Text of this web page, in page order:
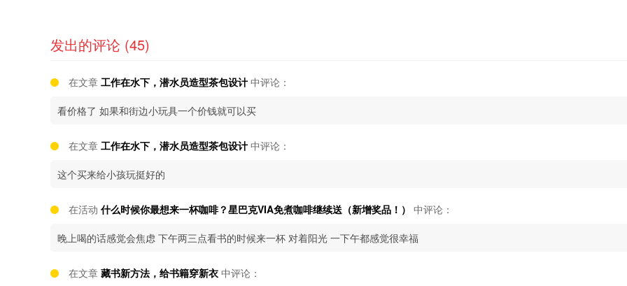
发出的评论 (45)
在文章 工作在水下，潜水员造型茶包设计 中评论：
看价格了 如果和街边小玩具一个价钱就可以买
在文章 工作在水下，潜水员造型茶包设计 中评论：
这个买来给小孩玩挺好的
在活动 什么时候你最想来一杯咖啡？星巴克VIA免煮咖啡继续送（新增奖品！） 中评论：
晚上喝的话感觉会焦虑 下午两三点看书的时候来一杯 对着阳光 一下午都感觉很幸福
在文章 藏书新方法，给书籍穿新衣 中评论：